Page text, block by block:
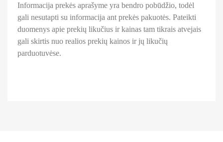
Informacija prekės aprašyme yra bendro pobūdžio, todėl
gali nesutapti su informacija ant prekės pakuotės. Pateikti
duomenys apie prekių likučius ir kainas tam tikrais atvejais
gali skirtis nuo realios prekių kainos ir jų likučių
parduotuvėse.